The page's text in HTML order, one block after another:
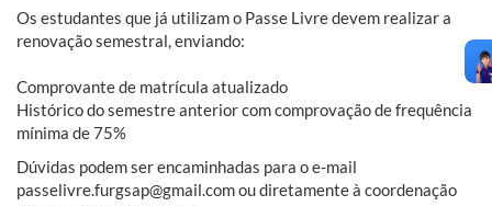
Os estudantes que já utilizam o Passe Livre devem realizar a
renovação semestral, enviando:
Comprovante de matrícula atualizado
Histórico do semestre anterior com comprovação de frequência
mínima de 75%
Dúvidas podem ser encaminhadas para o e-mail
passelivre.furgsap@gmail.com ou diretamente à coordenação